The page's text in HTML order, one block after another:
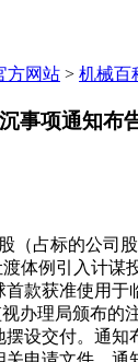
方网站 > 机械百
事项通知布
占标的公司股
体例引入计
款获准使用
办理局颁布
设交付。通